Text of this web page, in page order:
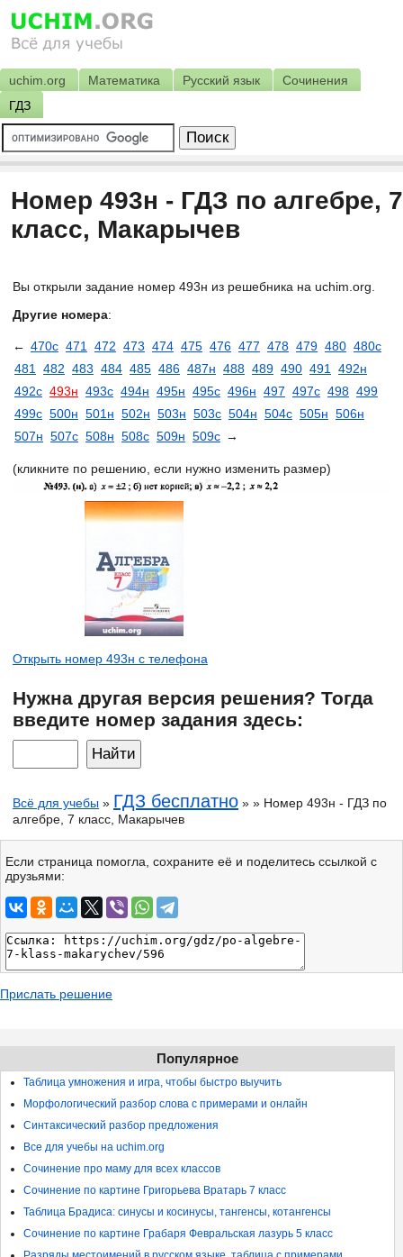
uchim.org Математика Русский язык
Сочинения
ГДЗ
Номер 493н - ГДЗ по алгебре, 7
класс, Макарычев
Вы открыли задание номер 493н из решебника на uchim.org.
Другие номера:
← 470с 471 472 473 474 475 476 477 478 479 480 480с
481
482 483 484 485 486 487н 488 489 490 491
492н
492с 493н 493с 494н 495н 495с 496н 497 497с 498 499
499с 500н 501н 502н 503н 503с 504н 504с 505н 506н
507н 507с 508н 508с 509н 509с →
(кликните по решению, если нужно изменить размер)
Открыть номер 493н с телефона
Нужна другая версия решения? Тогда
введите номер задания здесь:
Всё для учебы » ГДЗ бесплатно » » Номер 493н - ГДЗ по
алгебре, 7 класс, Макарычев
Если страница помогла, сохраните её и поделитесь ссылкой с
друзьями:
Прислать решение
Популярное
Таблица умножения и игра, чтобы быстро выучить
Морфологический разбор слова с примерами и онлайн
Синтаксический разбор предложения
Все для учебы на uchim.org
Сочинение про маму для всех классов
Сочинение по картине Григорьева Вратарь 7 класс
Таблица Брадиса: синусы и косинусы, тангенсы, котангенсы
Сочинение по картине Грабаря Февральская лазурь 5 класс